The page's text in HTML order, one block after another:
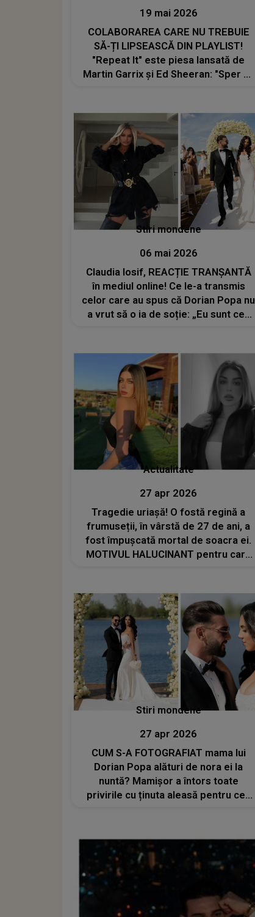
19 mai 2026
COLABORAREA CARE NU TREBUIE
SĂ-ȚI LIPSEASCĂ DIN PLAYLIST!
"Repeat It" este piesa lansată de
Martin Garrix și Ed Sheeran: "Sper să
12 ani și surprinde tot ceea ce am
făcut de..."
Stiri mondene
06 mai 2026
Claudia Iosif, REACȚIE TRANȘANTĂ
în mediul online! Ce le-a transmis
celor care au spus că Dorian Popa nu
a vrut să o ia de soție: „Eu sunt cea
Actualitate
27 apr 2026
Tragedie uriașă! O fostă regină a
frumuseții, în vârstă de 27 de ani, a
fost împușcată mortal de soacra ei.
MOTIVUL HALUCINANT pentru care
furat”
Stiri mondene
27 apr 2026
CUM S-A FOTOGRAFIAT mama lui
Dorian Popa alături de nora ei la
nuntă? Mamișor a întors toate
privirile cu ținuta aleasă pentru cea